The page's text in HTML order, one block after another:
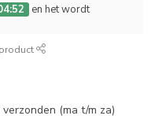
en het wordt
(ma t/m za)